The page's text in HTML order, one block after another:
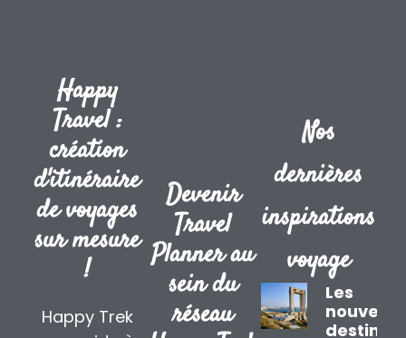
Happy
Travel :
création
d'itinéraire
de voyages
sur mesure
!
Happy Trek
Devenir
Travel
Planner au
sein du
réseau
Nos
dernières
inspirations
voyage
Les